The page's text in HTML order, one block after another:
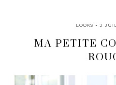
LOOKS • 3
MA PETITE